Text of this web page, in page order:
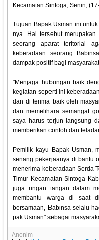
Kecamatan Sintoga, Senin,
Tujuan Bapak Usman ini
nya. Hal tersebut
seorang aparat teritorial
keberadaan seorang
dampak positif bagi
"Menjaga hubungan baik
kegiatan seperti ini
dan di terima baik oleh
dan memelihara semangat
saya harus terjun langsung
memberikan contoh dan
Pemilik kayu Bapak Usman,
senang pekerjaanya di bantu
menerima keberadaan Serda
Timur Kecamatan Sintoga
juga ringan tangan dalam
membantu warga di saat
bersamaan, Babinsa selalu
pak Usman" sebagai
Anonim